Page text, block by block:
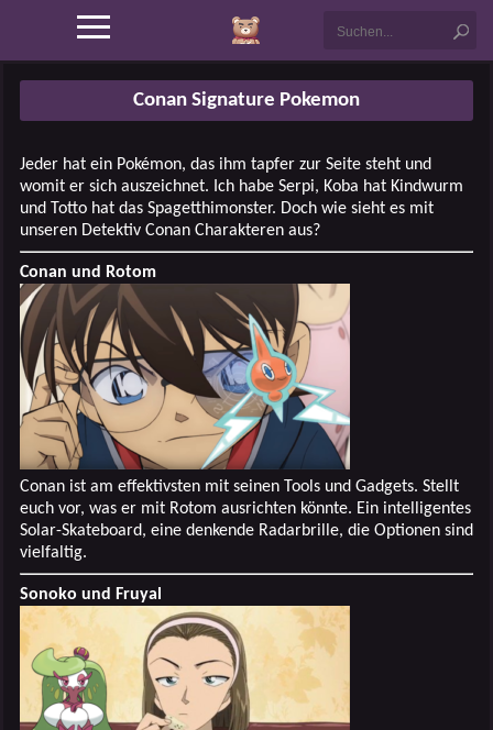
Conan Signature Pokemon
Jeder hat ein Pokémon, das ihm tapfer zur Seite steht und
womit er sich auszeichnet. Ich habe Serpi, Koba hat Kindwurm
und Totto hat das Spagetthimonster. Doch wie sieht es mit
unseren Detektiv Conan Charakteren aus?
Conan und Rotom
Conan ist am effektivsten mit seinen Tools und Gadgets. Stellt
euch vor, was er mit Rotom ausrichten könnte. Ein intelligentes
Solar-Skateboard, eine denkende Radarbrille, die Optionen sind
vielfaltig.
Sonoko und Fruyal